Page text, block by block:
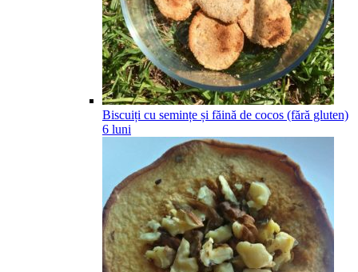
Biscuiți cu semințe și făină de cocos (fără gluten)
6 luni